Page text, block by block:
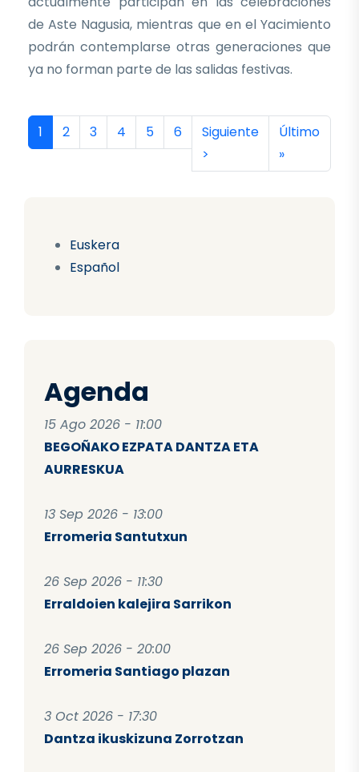
Euskera
Español
Agenda
15 Ago 2026 - 11:00
BEGOÑAKO EZPATA DANTZA ETA
AURRESKUA
13 Sep 2026 - 13:00
Erromeria Santutxun
26 Sep 2026 - 11:30
Erraldoien kalejira Sarrikon
26 Sep 2026 - 20:00
Erromeria Santiago plazan
3 Oct 2026 - 17:30
Dantza ikuskizuna Zorrotzan
de Aste Nagusia, mientras que en el Yacimiento
podrán contemplarse otras generaciones que
ya no forman parte de las salidas festivas.
Paginación
Página actual
1 Página
2 Página
3 Página
4 Página
5 Página
6 Siguiente página
Siguiente
>
Última
Último
»